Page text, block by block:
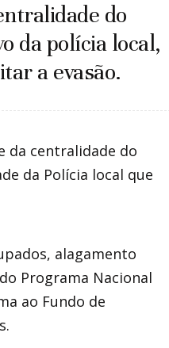
do
da polícia local,
a evasão.
da centralidade do
da Polícia local que
alagamento
Programa Nacional
ao Fundo de